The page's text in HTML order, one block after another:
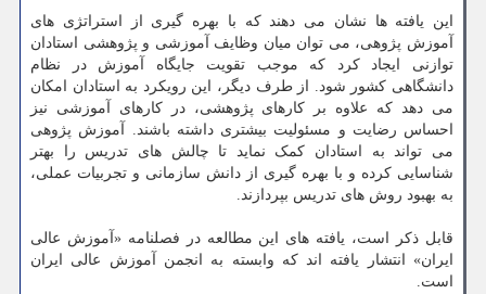
این یافته ها نشان می دهند که با بهره گیری از استراتژی های
آموزش پژوهی، می توان میان وظایف آموزشی و پژوهشی استادان
توازنی ایجاد کرد که موجب تقویت جایگاه آموزش در نظام
دانشگاهی کشور شود. از طرف دیگر، این رویکرد به استادان امکان
می دهد که علاوه بر کارهای پژوهشی، در کارهای آموزشی نیز
احساس رضایت و مسئولیت بیشتری داشته باشند. آموزش پژوهی
می تواند به استادان کمک نماید تا چالش های تدریس را بهتر
شناسایی کرده و با بهره گیری از دانش سازمانی و تجربیات عملی،
به بهبود روش های تدریس بپردازند.
قابل ذکر است، یافته های این مطالعه در فصلنامه «آموزش عالی
ایران» انتشار یافته اند که وابسته به انجمن آموزش عالی ایران
است.